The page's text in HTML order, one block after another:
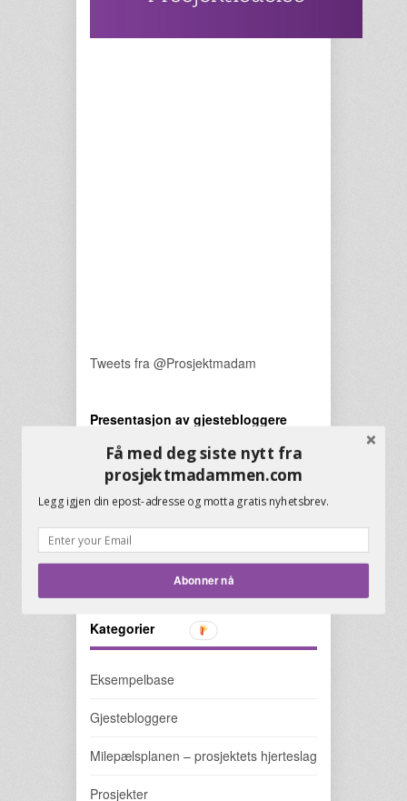
Tweets fra @Prosjektmadam
Presentasjon av gjestebloggere
Menneskene som hjelper
prosjektmadammen.
Kategorier
Eksempelbase
Gjestebloggere
Milepælsplanen – prosjektets hjerteslag
Prosjekter
Få med deg siste nytt fra
prosjektmadammen.com
Legg igjen din epost-adresse og motta gratis nyhetsbrev.
Abonner nå